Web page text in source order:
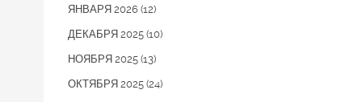
ЯНВАРЯ 2026 (12)
ДЕКАБРЯ 2025 (10)
НОЯБРЯ 2025 (13)
ОКТЯБРЯ 2025 (24)